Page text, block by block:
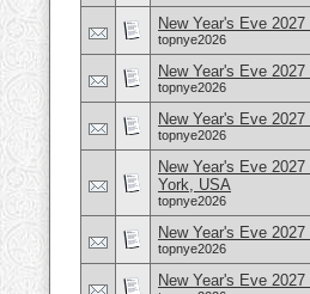
New Year's Eve
topnye2026
New Year's Eve
topnye2026
New Year's Eve
topnye2026
New Year's Eve
York, USA
topnye2026
New Year's Eve
topnye2026
New Year's Eve